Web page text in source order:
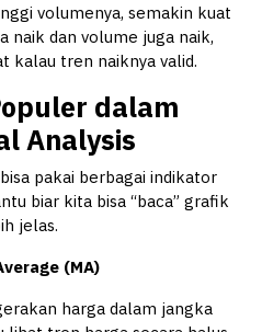
volumenya, semakin kuat
naik dan volume juga naik,
kalau tren naiknya valid.
dalam
Analysis
pakai berbagai indikator
biar kita bisa “baca” grafik
jelas.
(MA)
harga dalam jangka